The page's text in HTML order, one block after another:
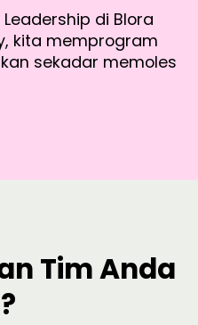
di Blora
kita memprogram
sekadar memoles
Tim Anda